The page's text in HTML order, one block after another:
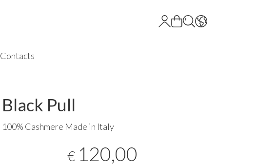
Contacts
Black Pull
100% Cashmere Made in Italy
€ 120,00